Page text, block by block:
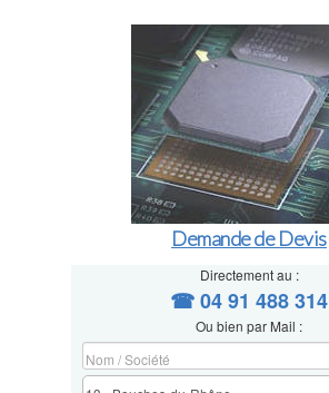
Demande de Devis
Directement au :
☎ 04 91 488 314
Ou bien par Mail :